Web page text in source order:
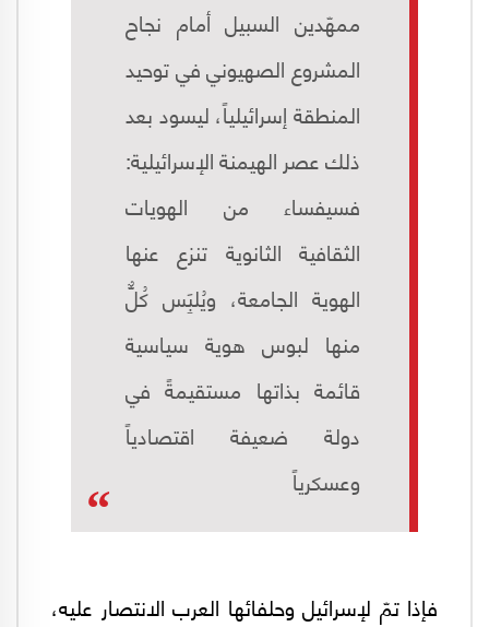
ممهّدين السبيل أمام نجاح
المشروع الصهيوني في توحيد
المنطقة إسرائيلياً، ليسود بعد
ذلك عصر الهيمنة الإسرائيلية:
فسيفساء من الهويات
الثقافية الثانوية تنزع عنها
الهوية الجامعة، ويُلبَِِس كُلٌّّ
منها لبوس هوية سياسية
قائمة بذاتها مستقيمةً في
دولة ضعيفة اقتصادياً
وعسكرياً
فإذا تمّ لإسرائيل وحلفائها العرب الانتصار عليه،